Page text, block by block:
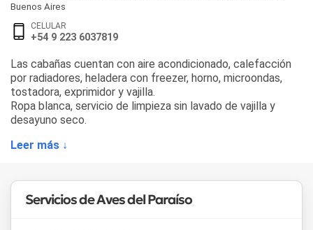
Buenos Aires
CELULAR
+54 9 223 6037819
Las cabañas cuentan con aire acondicionado, calefacción
por radiadores, heladera con freezer, horno, microondas,
tostadora, exprimidor y vajilla.
Ropa blanca, servicio de limpieza sin lavado de vajilla y
desayuno seco.
Leer más ↓
Servicios de Aves del Paraíso